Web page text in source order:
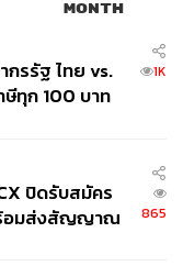
MONTH
กรรัฐ ไทย vs.
ษีทุก 100 บาท
1K
ปิดรับสมัคร
อมส่งสัญญาณ
865